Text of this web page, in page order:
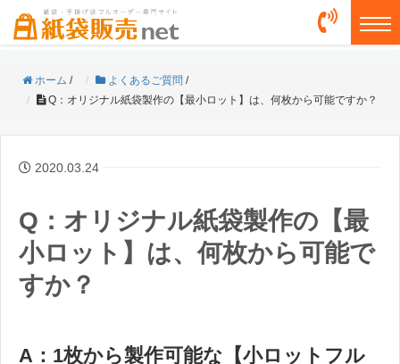
ホーム / よくあるご質問 /
Q：オリジナル紙袋製作の【最小ロット】は、何枚から可能ですか？
2020.03.24
Q：オリジナル紙袋製作の【最
小ロット】は、何枚から可能で
すか？
A：1枚から製作可能な【小ロットフル